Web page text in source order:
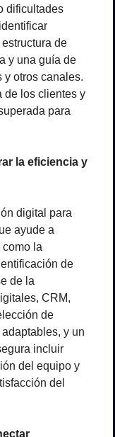
dificultades
de
y una guía de
y otros canales.
de los clientes y
para
la eficiencia y
digital para
ayude a
la
de
de la
CRM,
de
y un
incluir
del equipo y
del